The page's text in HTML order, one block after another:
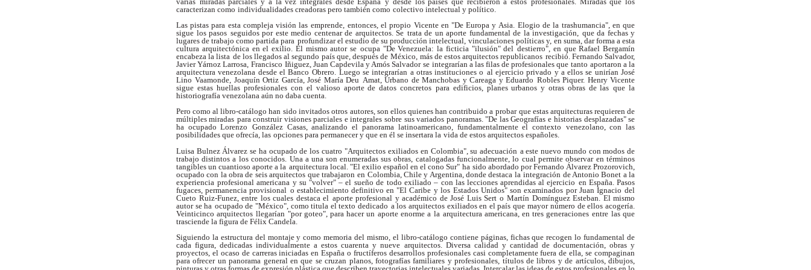
caracterizan como individualidades creadoras pero también como colectivo intelectual y político.
Las pistas para esta compleja visión las emprende, entonces, el propio Vicente en "De Europa y Asia. Elogio de la trashumancia", en que
sigue los pasos seguidos por este medio centenar de arquitectos. Se trata de un aporte fundamental de la investigación, que da fechas y
lugares de trabajo como partida para profundizar el estudio de su producción intelectual, vinculaciones políticas y, en suma, dar forma a esta
cultura arquitectónica en el exilio. El mismo autor se ocupa "De Venezuela: la ficticia "ilusión" del destierro", en que Rafael Bergamín
encabeza la lista de los llegados al segundo país que, después de México, más de estos arquitectos republicanos recibió. Fernando Salvador,
Javier Yárnoz Larrosa, Francisco Iñiguez, Juan Capdevila y Amós Salvador se integrarían a las filas de profesionales que tanto aportaron a la
arquitectura venezolana desde el Banco Obrero. Luego se integrarían a otras instituciones o al ejercicio privado y a ellos se unirían José
Lino Vaamonde, Joaquín Ortiz García, José María Deu Amat, Urbano de Manchobas y Careaga y Eduardo Robles Piquer. Henry Vicente
sigue estas huellas profesionales con el valioso aporte de datos concretos para edificios, planes urbanos y otras obras de las que la
historiografía venezolana aún no daba cuenta.
Pero como al libro-catálogo han sido invitados otros autores, son ellos quienes han contribuido a probar que estas arquitecturas requieren de
múltiples miradas para construir visiones parciales e integrales sobre sus variados panoramas. "De las Geografías e historias desplazadas" se
ha ocupado Lorenzo González Casas, analizando el panorama latinoamericano, fundamentalmente el contexto venezolano, con las
posibilidades que ofrecía, las opciones para permanecer y que en él se insertara la vida de estos arquitectos españoles.
Luisa Bulnez Álvarez se ha ocupado de los cuatro "Arquitectos exiliados en Colombia", su adecuación a este nuevo mundo con modos de
trabajo distintos a los conocidos. Una a una son enumeradas sus obras, catalogadas funcionalmente, lo cual permite observar en términos
tangibles un cuantioso aporte a la arquitectura local. "El exilio español en el cono Sur" ha sido abordado por Fernando Álvarez Prozorovich,
ocupado con la obra de seis arquitectos que trabajaron en Colombia, Chile y Argentina, donde destaca la integración de Antonio Bonet a la
experiencia profesional americana y su "volver" – el sueño de todo exiliado – con las lecciones aprendidas al ejercicio en España. Pasos
fugaces, permanencia provisional o establecimiento definitivo en "El Caribe y los Estados Unidos" son examinados por Juan Ignacio del
Cueto Ruiz-Funez, entre los cuales destaca el aporte profesional y académico de José Luis Sert o Martín Domínguez Esteban. El mismo
autor se ha ocupado de "México", como titula el texto dedicado a los arquitectos exiliados en el país que mayor número de ellos acogería.
Veinticinco arquitectos llegarían "por goteo", para hacer un aporte enorme a la arquitectura americana, en tres generaciones entre las que
trasciende la figura de Félix Candela.
Siguiendo la estructura del montaje y como memoria del mismo, el libro-catálogo contiene páginas, fichas que recogen lo fundamental de
cada figura,
dedicadas individualmente a estos cuarenta y nueve arquitectos. Diversa calidad y cantidad de documentación, obras y
proyectos, el ocaso de carreras iniciadas en España o fructíferos desarrollos profesionales casi completamente fuera de ella, se compaginan
para ofrecer un panorama general en que se cruzan planos, fotografías familiares y profesionales, títulos de libros y de artículos, dibujos,